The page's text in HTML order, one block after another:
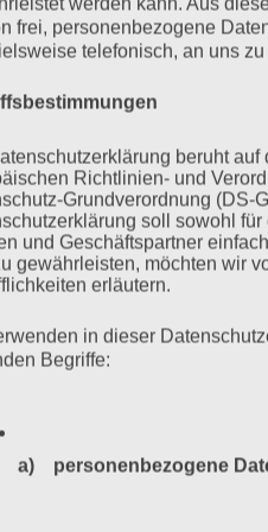
des Live-Streams vom
gegen
Eine repräsentative
stoppen? Esther
Ich zweifle an der
frei, personenbezogene
telefonisch, an uns
beruht
Richtlinien- und
Grundverordnung (DS-
soll sowohl
und Geschäftspartner
gewährleisten, möchten wir
erläutern.
in dieser
Begriffe:
a) personenbezogene